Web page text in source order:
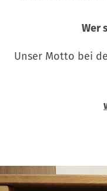
Wer
Unser Motto bei